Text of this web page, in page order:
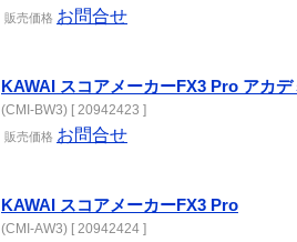
販売価格 お問合せ
KAWAI スコアメーカーFX3 Pro アカデ
(CMI-BW3) [ 20942423 ]
販売価格 お問合せ
KAWAI スコアメーカーFX3 Pro
(CMI-AW3) [ 20942424 ]